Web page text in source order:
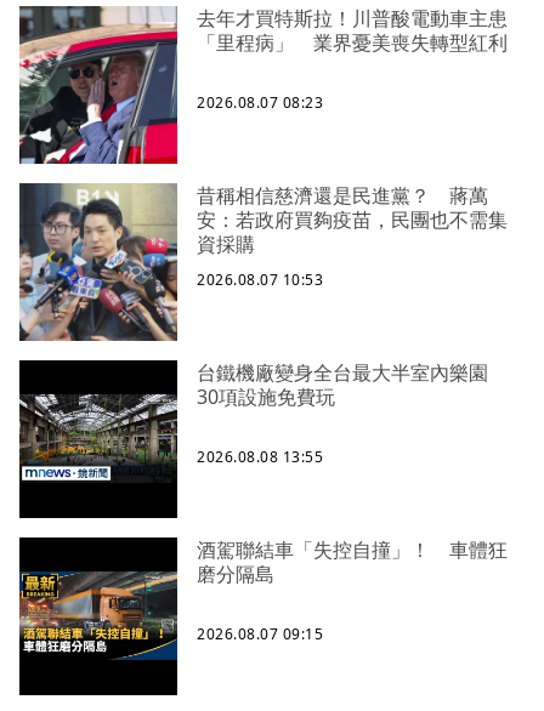
去年才買特斯拉！川普酸電動車主患
「里程病」 業界憂美喪失轉型紅利
2026.08.07 08:23
昔稱相信慈濟還是民進黨？ 蔣萬
安：若政府買夠疫苗，民團也不需集
資採購
2026.08.07 10:53
台鐵機廠變身全台最大半室內樂園
30項設施免費玩
2026.08.08 13:55
酒駕聯結車「失控自撞」！ 車體狂
磨分隔島
2026.08.07 09:15